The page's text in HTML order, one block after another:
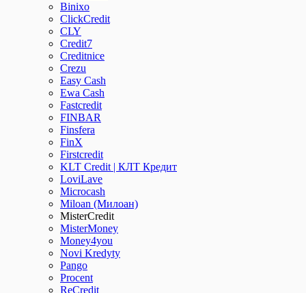
Binixo
ClickCredit
CLY
Credit7
Creditnice
Crezu
Easy Cash
Ewa Cash
Fastcredit
FINBAR
Finsfera
FinX
Firstcredit
KLT Credit | КЛТ Кредит
LoviLave
Microcash
Miloan (Милоан)
MisterCredit
MisterMoney
Money4you
Novi Kredyty
Pango
Procent
ReCredit